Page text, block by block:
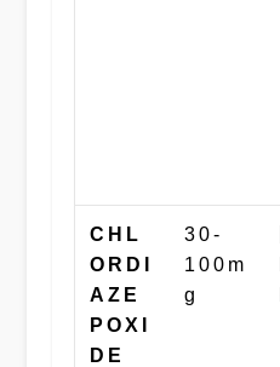
CHL
ORDI
AZE
POXI
DE
30-
100m
g